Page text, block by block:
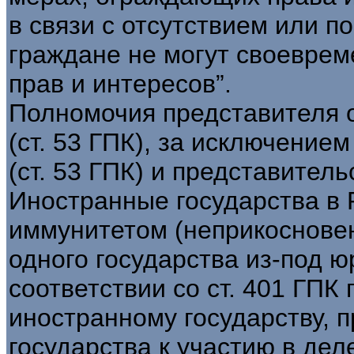
в связи с отсутствием или
граждане не могут
прав и интересов”.
Полномочия
(ст. 53 ГПК), за исключением
(ст. 53 ГПК) и
Иностранные государства
иммунитетом
одного государства из-под
соответствии со ст. 401 ГПК
иностранному государству,
государства к участию в